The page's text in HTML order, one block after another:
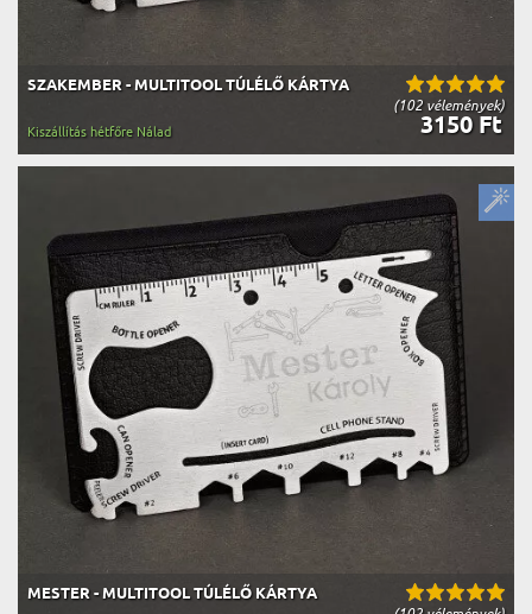
(102 vélemények)
SZAKEMBER - MULTITOOL TÚLÉLŐ KÁRTYA
3150 Ft
Kiszállítás hétfőre Nálad
MESTER - MULTITOOL TÚLÉLŐ KÁRTYA